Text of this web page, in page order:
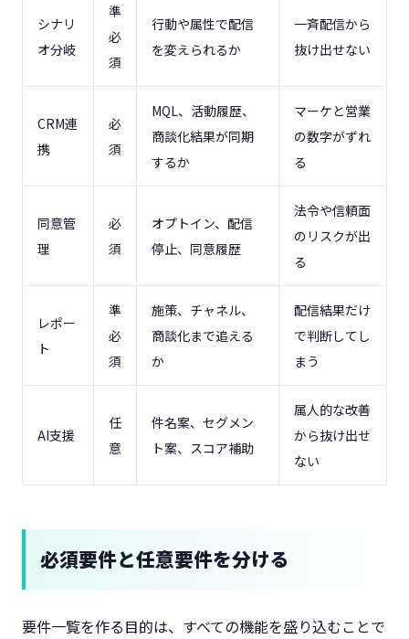
シナリ
オ分岐
準
必
須
行動や属性で配信
を変えられるか
一斉配信から
抜け出せない
CRM連
携
必
須
MQL、活動履歴、
商談化結果が同期
するか
マーケと営業
の数字がずれ
る
同意管
理
必
須
オプトイン、配信
停止、同意履歴
法令や信頼面
のリスクが出
る
レポー
ト
準
必
須
施策、チャネル、
商談化まで追える
か
配信結果だけ
で判断してし
まう
AI支援
任
意
件名案、セグメン
ト案、スコア補助
属人的な改善
から抜け出せ
ない
必須要件と任意要件を分ける
要件一覧を作る目的は、すべての機能を盛り込むことで